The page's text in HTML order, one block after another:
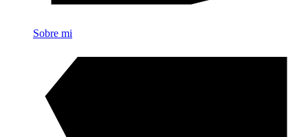
Sobre mi